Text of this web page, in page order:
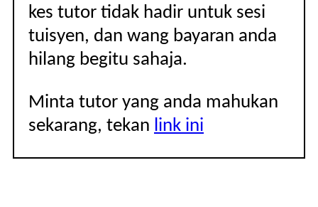
kes tutor tidak hadir untuk sesi
tuisyen, dan wang bayaran anda
hilang begitu sahaja.
Minta tutor yang anda mahukan
sekarang, tekan link ini